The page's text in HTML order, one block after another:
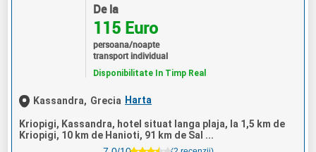
De la
115 Euro
persoana/noapte
transport individual
Disponibilitate In Timp Real
Kassandra, Grecia Harta
Kriopigi, Kassandra, hotel situat langa plaja, la 1,5 km de
Kriopigi, 10 km de Hanioti, 91 km de Sal ...